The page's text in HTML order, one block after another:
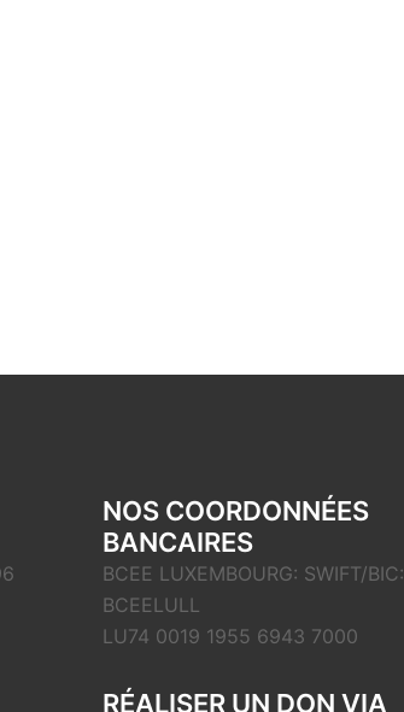
NOS COORDONNÉES
BANCAIRES
BCEE LUXEMBOURG: SWIFT/BIC:
BCEELULL
LU74 0019 1955 6943 7000
RÉALISER UN DON VIA